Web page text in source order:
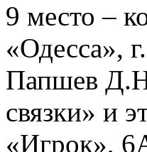
9 место –
«Одесса»,
Папшев
связки» и
«Игрок»,